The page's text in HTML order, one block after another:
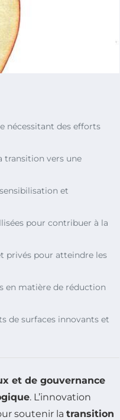
nécessitant des efforts
transition vers une
et
pour contribuer à la
privés pour atteindre les
en matière de réduction
de surfaces innovants et
et de gouvernance
. L’innovation
soutenir la transition